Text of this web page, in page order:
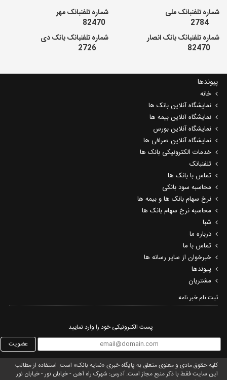
شماره تلفنبانک ملی
شماره تلفنبانک مهر
شماره تلفنبانک بانک انصار
شماره تلفنبانک بانک دی
پیوندها
خانه
نمایشگاه آنلاین بانک ها
نمایشگاه آنلاین بیمه ها
نمایشگاه آنلاین بورس
نمایشگاه آنلاین صرافی ها
خدمات الکترونیکی بانک ها
تلفنبانک
تماس با بانک ها
محاسبه سود بانکی
نرخ سهام بانک ها و بیمه ها
محاسبه نرخ سهام بانک ها
شبا
درباره ما
تماس با ما
خبرخوان از سایر رسانه ها
پیوندها
مشتریان
ثبت نام خبر نامه‌
پست الکترونیکی خود را وارد نمایید
عضویت
کلیه حقوق مادی و معنوی متعلق به پایگاه خبری «نمایه بانک» است. استفاده از مطالب
این سایت فقط با ذکر منبع مجاز است. آدرس: شهرک راه آهن - خیابان نور - خیابان نور